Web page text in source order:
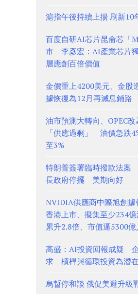
滬指午後持續上揚 刷新10
百度自研AI芯片昆侖芯「
市 李彥宏：AI產業芯片
層應創百倍價值
金價重上4200美元、金
據恢復為12月再減息鋪路
油市預測大轉向、OPEC
「供應過剩」 油價急跌
至3%
特朗普簽署臨時撥款法案
長政府停擺 美期向好
NVIDIA供應商中際旭創
香港上市、擬集至少234
累升2.8倍、市值逼5300億
高盛：AI投資回報成疑
求 槓桿與循環投資為潛
烏暫停和談 俄促美避升級